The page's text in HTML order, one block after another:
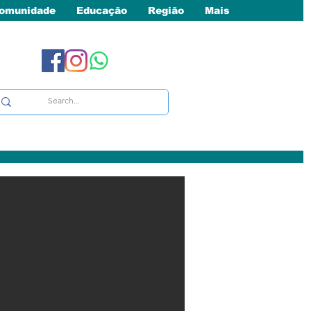
Educação Região Mais